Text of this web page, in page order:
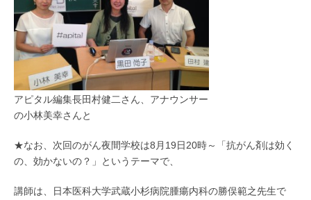
アピタル編集長田村健二さん、アナウンサー
の小林美幸さんと
★なお、次回のがん夜間学校は8月19日20時～「抗がん剤は効く
の、効かないの？」というテーマで、
講師は、日本医科大学武蔵小杉病院腫瘍内科の勝俣範之先生で